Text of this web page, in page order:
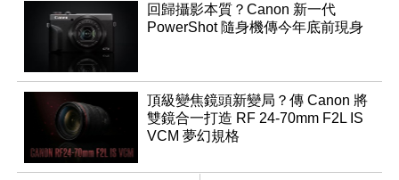
回歸攝影本質？Canon 新一代
PowerShot 隨身機傳今年底前現身
頂級變焦鏡頭新變局？傳 Canon 將
雙鏡合一打造 RF 24-70mm F2L IS
VCM 夢幻規格